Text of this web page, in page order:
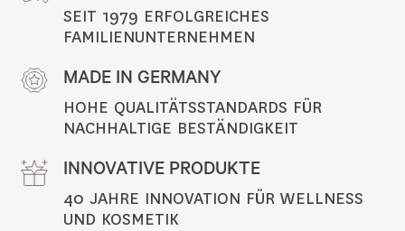
SEIT 1979 ERFOLGREICHES
FAMILIENUNTERNEHMEN
MADE IN GERMANY
HOHE QUALITÄTSSTANDARDS FÜR
NACHHALTIGE BESTÄNDIGKEIT
INNOVATIVE PRODUKTE
40 JAHRE INNOVATION FÜR WELLNESS
UND KOSMETIK